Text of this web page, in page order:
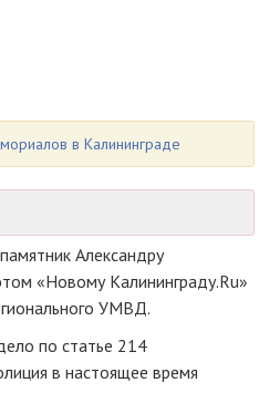
в Калининграде
Александру
«Новому Калининграду.Ru»
УМВД.
по статье 214
в настоящее время